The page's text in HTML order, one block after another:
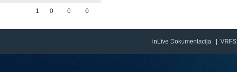
1 0 0 0
inLive Dokumentacija VRFS